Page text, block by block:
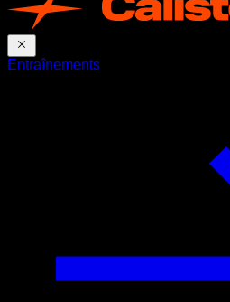
Entraînements